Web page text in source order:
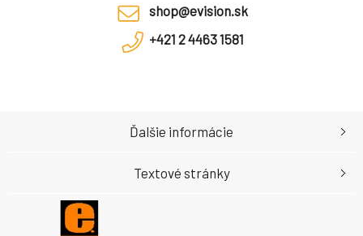
shop@evision.sk
+421 2 4463 1581
Ďalšie informácie
Textové stránky